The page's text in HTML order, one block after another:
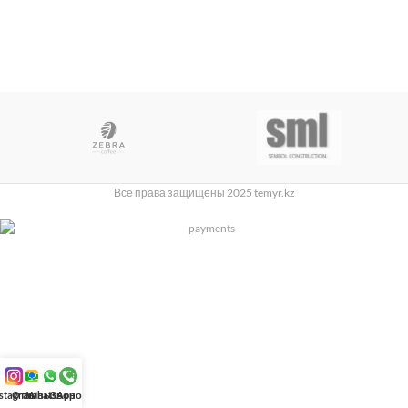
Все права защищены 2025 temyr.kz
Отзывы
WhatsApp
Звонок